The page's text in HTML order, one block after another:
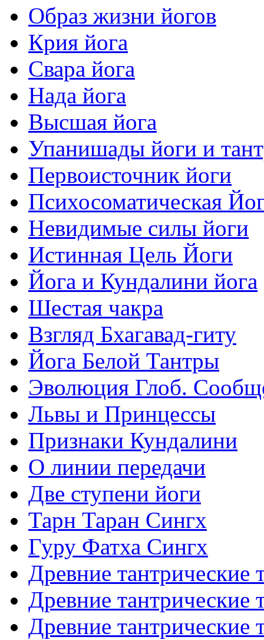
Образ жизни йогов
Крия йога
Свара йога
Нада йога
Высшая йога
Упанишады йоги и
Первоисточник йоги
Психосоматическая
Невидимые силы йоги
Истинная Цель Йоги
Йога и Кундалини йога
Шестая чакра
Взгляд Бхагавад-гиту
Йога Белой Тантры
Эволюция Глоб.
Львы и Принцессы
Признаки Кундалини
О линии передачи
Две ступени йоги
Тарн Таран Сингх
Гуру Фатха Сингх
Древние тантрические
Древние тантрические
Древние тантрические